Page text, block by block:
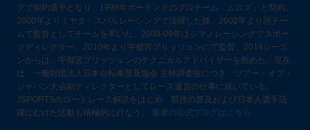
グで契約選手となり、1998年ポーランドのプロチーム「ムロズ」と契約。
2000年よりミヤタ・スバルレーシングで活躍した後、2002年より同チー
ムで監督としてチームを率いた。2008-09年はシマノレーシングでスポー
ツディレクター。2010年より宇都宮ブリッツェンにて監督。2014シーズ
ンからは、宇都宮ブリッツェンのテクニカルアドバイザーを務めた。現在
は、一般財団法人日本自転車普及協会 主幹調査役につき、ツアー・オブ・
ジャパン大会副ディレクターとしてレース運営の仕事に就いている。
JSPORTSのロードレース解説をはじめ、競技の普及および日本人選手活
躍にむけた活動も積極的に行なう。